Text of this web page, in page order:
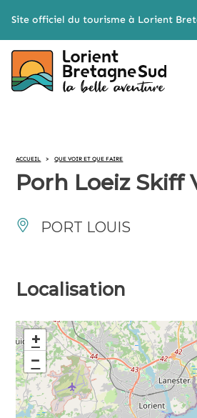
Site officiel du tourisme à Lorient
ACCUEIL > QUE VOIR ET QUE FAIRE
Porh Loeiz Skiff
PORT LOUIS
Localisation
+
−